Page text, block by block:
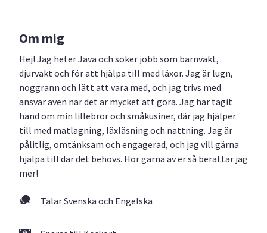
Om mig
Hej! Jag heter Java och söker jobb som barnvakt,
djurvakt och för att hjälpa till med läxor. Jag är lugn,
noggrann och lätt att vara med, och jag trivs med
ansvar även när det är mycket att göra. Jag har tagit
hand om min lillebror och småkusiner, där jag hjälper
till med matlagning, läxläsning och nattning. Jag är
pålitlig, omtänksam och engagerad, och jag vill gärna
hjälpa till där det behövs. Hör gärna av er så berättar jag
mer!
Talar Svenska och Engelska